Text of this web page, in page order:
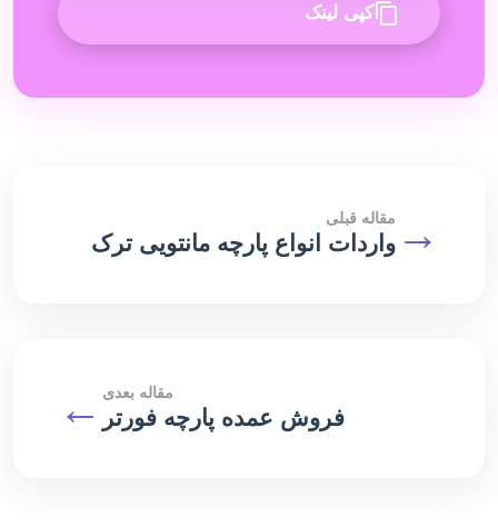
کپی لینک
→ مقاله قبلی
واردات انواع پارچه مانتویی ترک
مقاله بعدی
فروش عمده پارچه فورتر ←